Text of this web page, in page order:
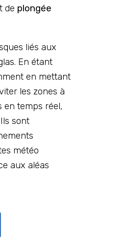
de plongée
liés aux
En étant
en mettant
les zones à
en temps réel,
sont
météo
aux aléas